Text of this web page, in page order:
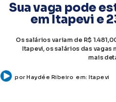
Sua vaga pode
em Itapevi e
Os salários variam de R$
Itapevi, os salários das vagas
mais
porHaydée Ribeiro em: Itapevi